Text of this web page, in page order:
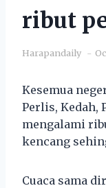
ribut
Harapandaily
Kesemua
Perlis, Kedah,
mengalami
kencang
Cuaca sama